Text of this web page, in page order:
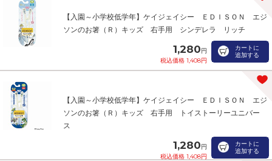
【入園～小学校低学年】ケイジェイシー ＥＤＩＳＯＮ エジ
ソンのお箸（Ｒ）キッズ 右手用 シンデレラ リッチ
1,280円
税込価格 1,408円
カートに
追加する
【入園～小学校低学年】ケイジェイシー ＥＤＩＳＯＮ エジ
ソンのお箸（Ｒ）キッズ 右手用 トイストーリーユニバー
ス
1,280円
税込価格 1,408円
カートに
追加する